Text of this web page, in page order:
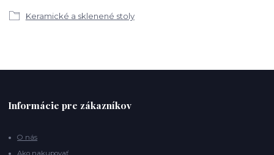
Keramické a sklenené stoly
Informácie pre zákazníkov
O nás